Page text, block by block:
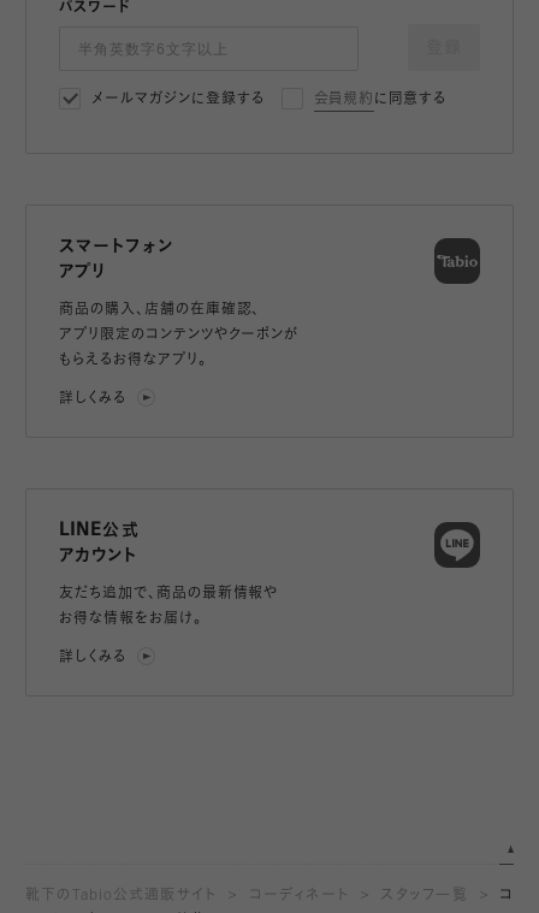
パスワード
メールマガジンに登録する 会員規約 に同意する
スマートフォン
アプリ
商品の購入、店舗の在庫確認、
アプリ限定のコンテンツやクーポンが
もらえるお得なアプリ。
詳しくみる
LINE公式
アカウント
友だち追加で、 商品の最新情報や
お得な情報をお届け。
詳しくみる
靴下のTabio公式通販サイト コーディネート スタッフ一覧
コ